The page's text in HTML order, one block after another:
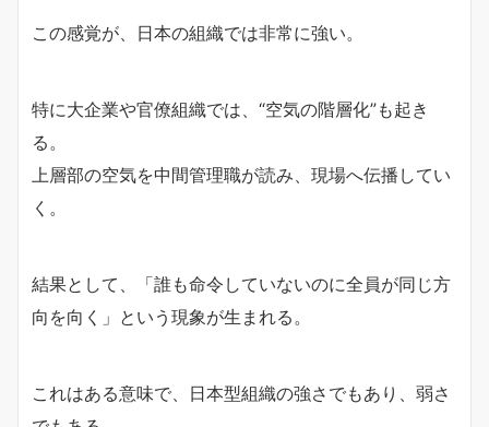
この感覚が、日本の組織では非常に強い。
特に大企業や官僚組織では、“空気の階層化”も起き
る。
上層部の空気を中間管理職が読み、現場へ伝播してい
く。
結果として、「誰も命令していないのに全員が同じ方
向を向く」という現象が生まれる。
これはある意味で、日本型組織の強さでもあり、弱さ